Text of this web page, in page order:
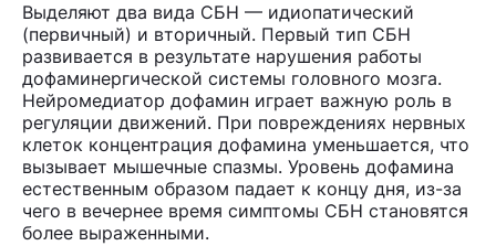
Выделяют два вида СБН — идиопатический
(первичный) и вторичный. Первый тип СБН
развивается в результате нарушения работы
дофаминергической системы головного мозга.
Нейромедиатор дофамин играет важную роль в
регуляции движений. При повреждениях нервных
клеток концентрация дофамина уменьшается, что
вызывает мышечные спазмы. Уровень дофамина
естественным образом падает к концу дня, из-за
чего в вечернее время симптомы СБН становятся
более выраженными.